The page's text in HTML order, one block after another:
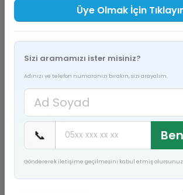
DİĞER İÇERİKLER
Duyurular
Haberler
Üye Olmak İçin
Sizi aramamızı ister misiniz?
Adınızı ve telefon numaranızı bırakın, sizi arayalım.
📞
Göndererek iletişime geçilmesini kabul etmiş